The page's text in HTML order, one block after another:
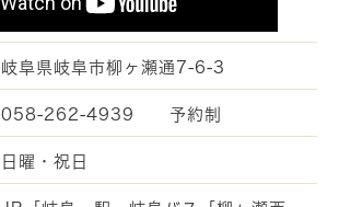
岐阜県岐阜市柳ヶ瀬通7-6-3
058-262-4939 予約制
日曜・祝日